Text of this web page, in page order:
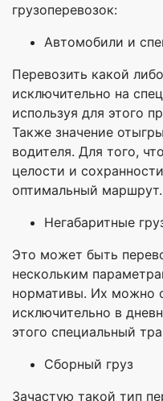
грузоперевозок:
Автомобили и
Перевозить какой
исключительно на
используя для этого
Также значение
водителя. Для того,
целости и
оптимальный маршрут.
Негабаритные
Это может быть
нескольким
нормативы. Их можно
исключительно в
этого специальный
Сборный груз
Зачастую такой тип